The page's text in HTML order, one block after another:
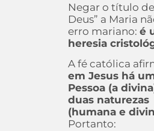
Negar o título
Deus” a Maria
erro mariano: é
heresia
A fé católica
em Jesus há
Pessoa (a
duas naturezas
(humana e
Portanto: